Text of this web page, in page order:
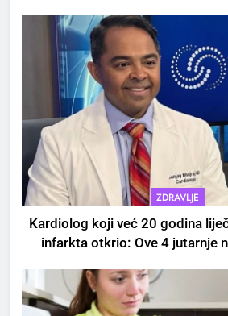
ZDRAVLJE
Kardiolog koji već 20 godina
infarkta otkrio: Ove 4 jutarnje